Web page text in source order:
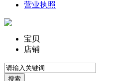
营业执照
宝贝
店铺